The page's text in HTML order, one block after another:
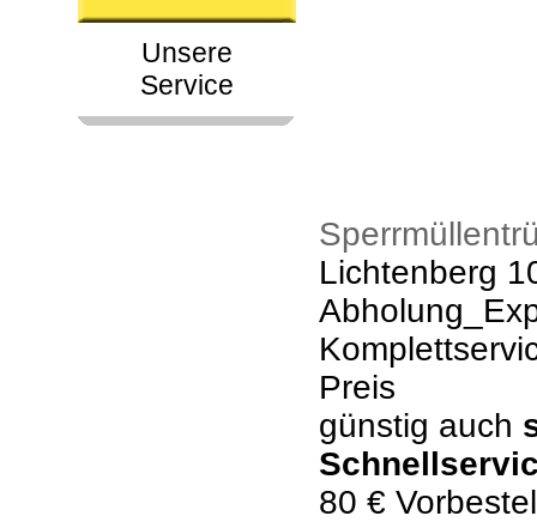
Unsere
Service
Lichtenberg
Preis
günstig auch
80 €